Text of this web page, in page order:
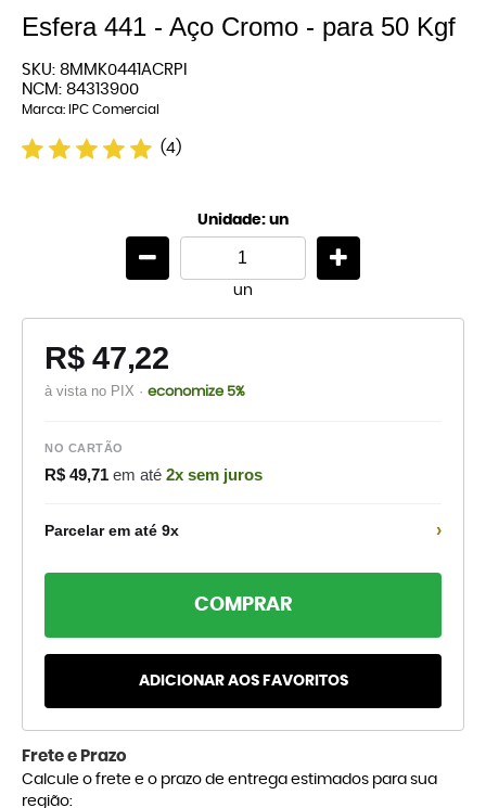
Esfera 441 - Aço Cromo - para 50 Kgf
SKU: 8MMK0441ACRPI
NCM: 84313900
Marca: IPC Comercial
(4)
Unidade: un
un
R$ 47,22
à vista no PIX · economize 5%
NO CARTÃO
R$ 49,71 em até 2x sem juros
Parcelar em até 9x ›
COMPRAR
ADICIONAR AOS FAVORITOS
Frete e Prazo
Calcule o frete e o prazo de entrega estimados para sua
região: